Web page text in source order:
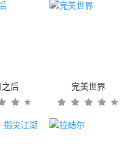
后 完美世界